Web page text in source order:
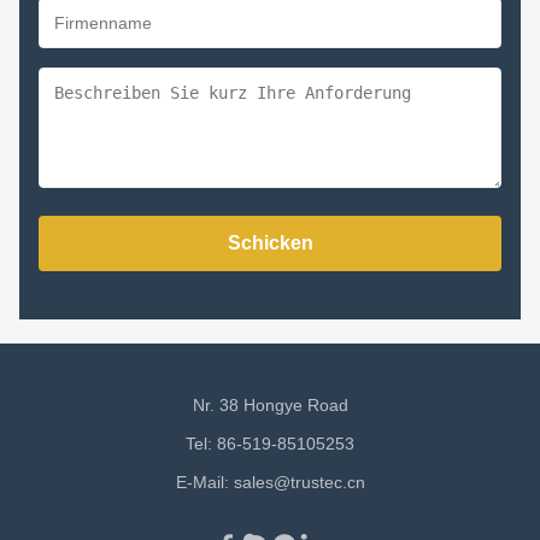
Schicken
Nr. 38 Hongye Road
Tel: 86-519-85105253
E-Mail: sales@trustec.cn